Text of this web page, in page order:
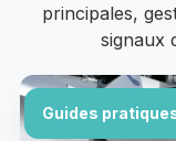
principales,
signaux
Guides